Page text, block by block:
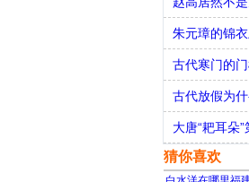
朱元璋的锦
古代寒门的
古代放假为
大唐“耙耳朵
猜你喜欢